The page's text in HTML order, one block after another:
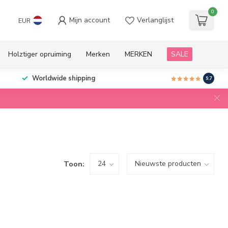
EUR Mijn account Verlanglijst
0
Holztiger opruiming Merken MERKEN SALE
Worldwide shipping 9.7
Toon: